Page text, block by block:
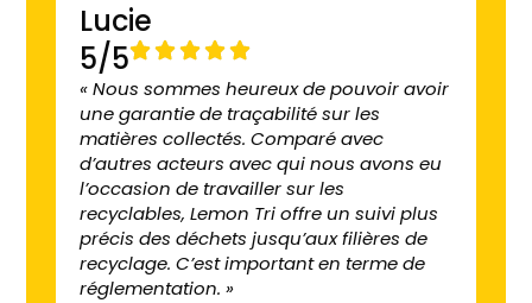
Lucie
5/5
« Nous sommes heureux de pouvoir avoir
une garantie de traçabilité sur les
matières collectés. Comparé avec
d’autres acteurs avec qui nous avons eu
l’occasion de travailler sur les
recyclables, Lemon Tri offre un suivi plus
précis des déchets jusqu’aux filières de
recyclage. C’est important en terme de
réglementation. »